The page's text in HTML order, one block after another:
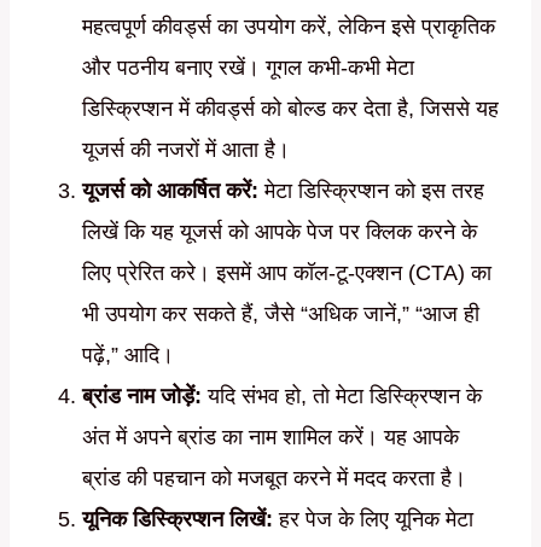
महत्वपूर्ण कीवर्ड्स का उपयोग करें, लेकिन इसे प्राकृतिक
और पठनीय बनाए रखें। गूगल कभी-कभी मेटा
डिस्क्रिप्शन में कीवर्ड्स को बोल्ड कर देता है, जिससे यह
यूजर्स की नजरों में आता है।
यूजर्स को आकर्षित करें: मेटा डिस्क्रिप्शन को इस तरह
लिखें कि यह यूजर्स को आपके पेज पर क्लिक करने के
लिए प्रेरित करे। इसमें आप कॉल-टू-एक्शन (CTA) का
भी उपयोग कर सकते हैं, जैसे “अधिक जानें,” “आज ही
पढ़ें,” आदि।
ब्रांड नाम जोड़ें: यदि संभव हो, तो मेटा डिस्क्रिप्शन के
अंत में अपने ब्रांड का नाम शामिल करें। यह आपके
ब्रांड की पहचान को मजबूत करने में मदद करता है।
यूनिक डिस्क्रिप्शन लिखें: हर पेज के लिए यूनिक मेटा